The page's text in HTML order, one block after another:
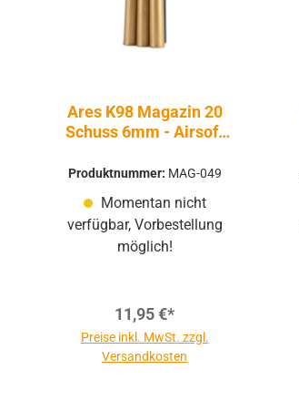
Ares K98 Magazin 20
Schuss 6mm - Airsoft
Produktnummer: MAG-049
Momentan nicht
verfügbar, Vorbestellung
möglich!
11,95 €*
Preise inkl. MwSt. zzgl.
Versandkosten